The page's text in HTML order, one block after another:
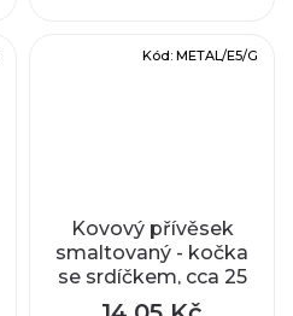
Kovový přívěsek
smaltovaný - kočka
se srdíčkem, cca 25
x 8 mm
Kód: METAL/E5/G